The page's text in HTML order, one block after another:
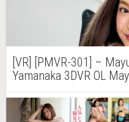
[VR] [PMVR-301] –
Yamanaka 3DVR OL